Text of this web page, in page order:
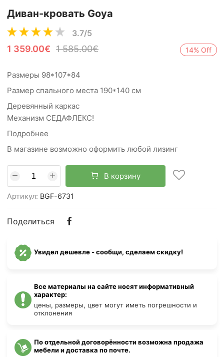
Диван-кровать Goya
3.7/5
1 359.00€ 1 585.00€ 14% Off
Размеры 98*107*84
Размер спального места 190*140 см
Деревянный каркас
Механизм СЕДАФЛЕКС!
Подробнее
В магазине возможно оформить любой лизинг
В корзину
Артикул: BGF-6731
Поделиться
Увидел дешевле - сообщи, сделаем скидку!
Все материалы на сайте носят информативный
характер:
цены, размеры, цвет могут иметь погрешности и
отклонения
По отдельной договорённости возможна продажа
мебели и доставка по почте.